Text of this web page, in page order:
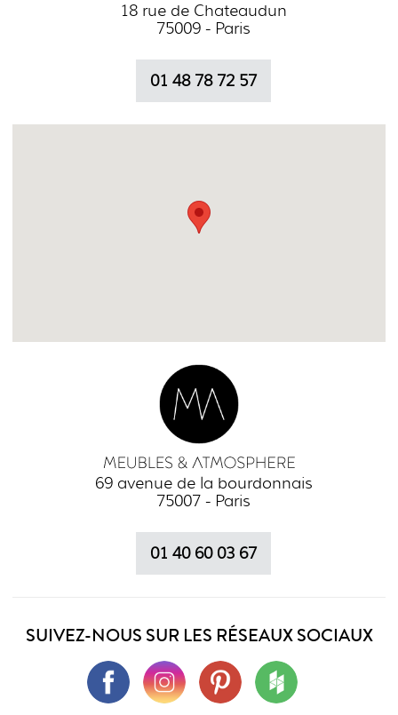
18 rue de Chateaudun
75009 - Paris
01 48 78 72 57
69 avenue de la bourdonnais
75007 - Paris
01 40 60 03 67
SUIVEZ-NOUS SUR LES RÉSEAUX SOCIAUX